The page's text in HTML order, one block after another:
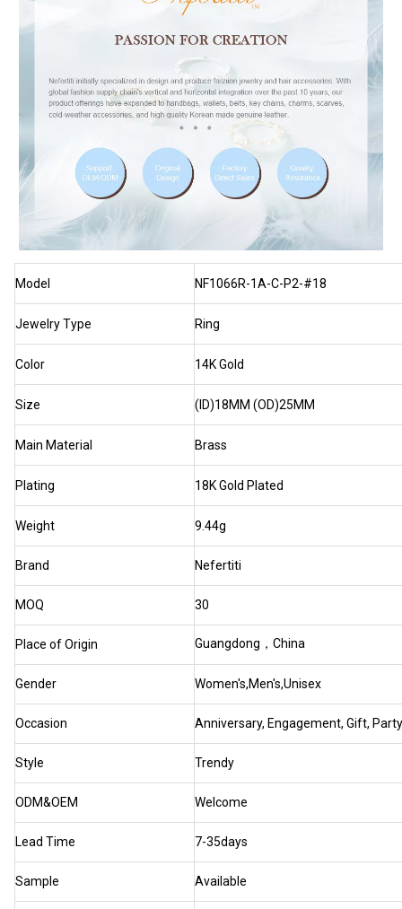
Model NF1066R-1A-C-P2-#18
Jewelry Type Ring
Color 14K Gold
Size (ID)18MM (OD)25MM
Main Material Brass
Plating 18K Gold Plated
Weight 9.44g
Brand Nefertiti
MOQ 30
Place of Origin Guangdong，China
Gender Women's,Men's,Unisex
Occasion Anniversary, Engagement, Gift,
Style Trendy
ODM&OEM Welcome
Lead Time 7-35days
Sample Available